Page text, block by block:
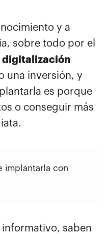
y a
sobre todo por el
digitalización
una inversión, y
es porque
o conseguir más
implantarla con
saben